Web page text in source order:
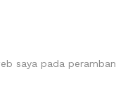
saya pada peramban